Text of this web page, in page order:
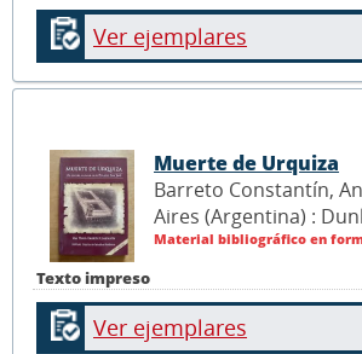
Ver ejemplares
Texto impreso
Muerte de Urquiza
Barreto Constantín,
Aires (Argentina) :
Material bibliográfico en
Ver ejemplares